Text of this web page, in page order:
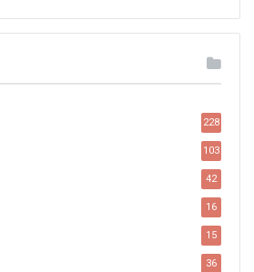
228
103
42
16
15
36